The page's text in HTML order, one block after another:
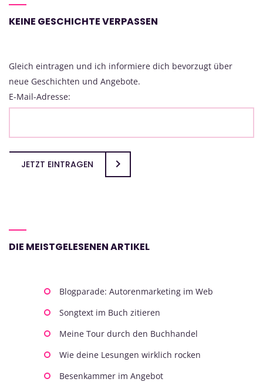
KEINE GESCHICHTE VERPASSEN
Gleich eintragen und ich informiere dich bevorzugt über
neue Geschichten und Angebote.
E-Mail-Adresse:
JETZT EINTRAGEN
DIE MEISTGELESENEN ARTIKEL
Blogparade: Autorenmarketing im Web
Songtext im Buch zitieren
Meine Tour durch den Buchhandel
Wie deine Lesungen wirklich rocken
Besenkammer im Angebot